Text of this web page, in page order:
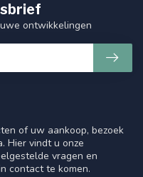
of uw aankoop, bezoek
Hier vindt u onze
vragen en
contact te komen.
ontwikkelingen